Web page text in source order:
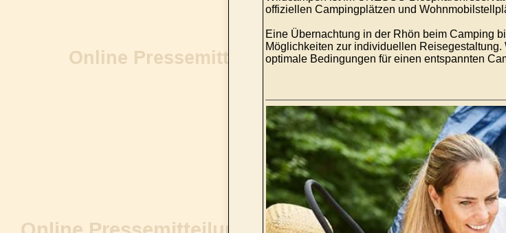
offiziellen Campingplätzen und
Eine Übernachtung in der Rhön beim Camping
Möglichkeiten zur individuellen
optimale Bedingungen für einen entspannten